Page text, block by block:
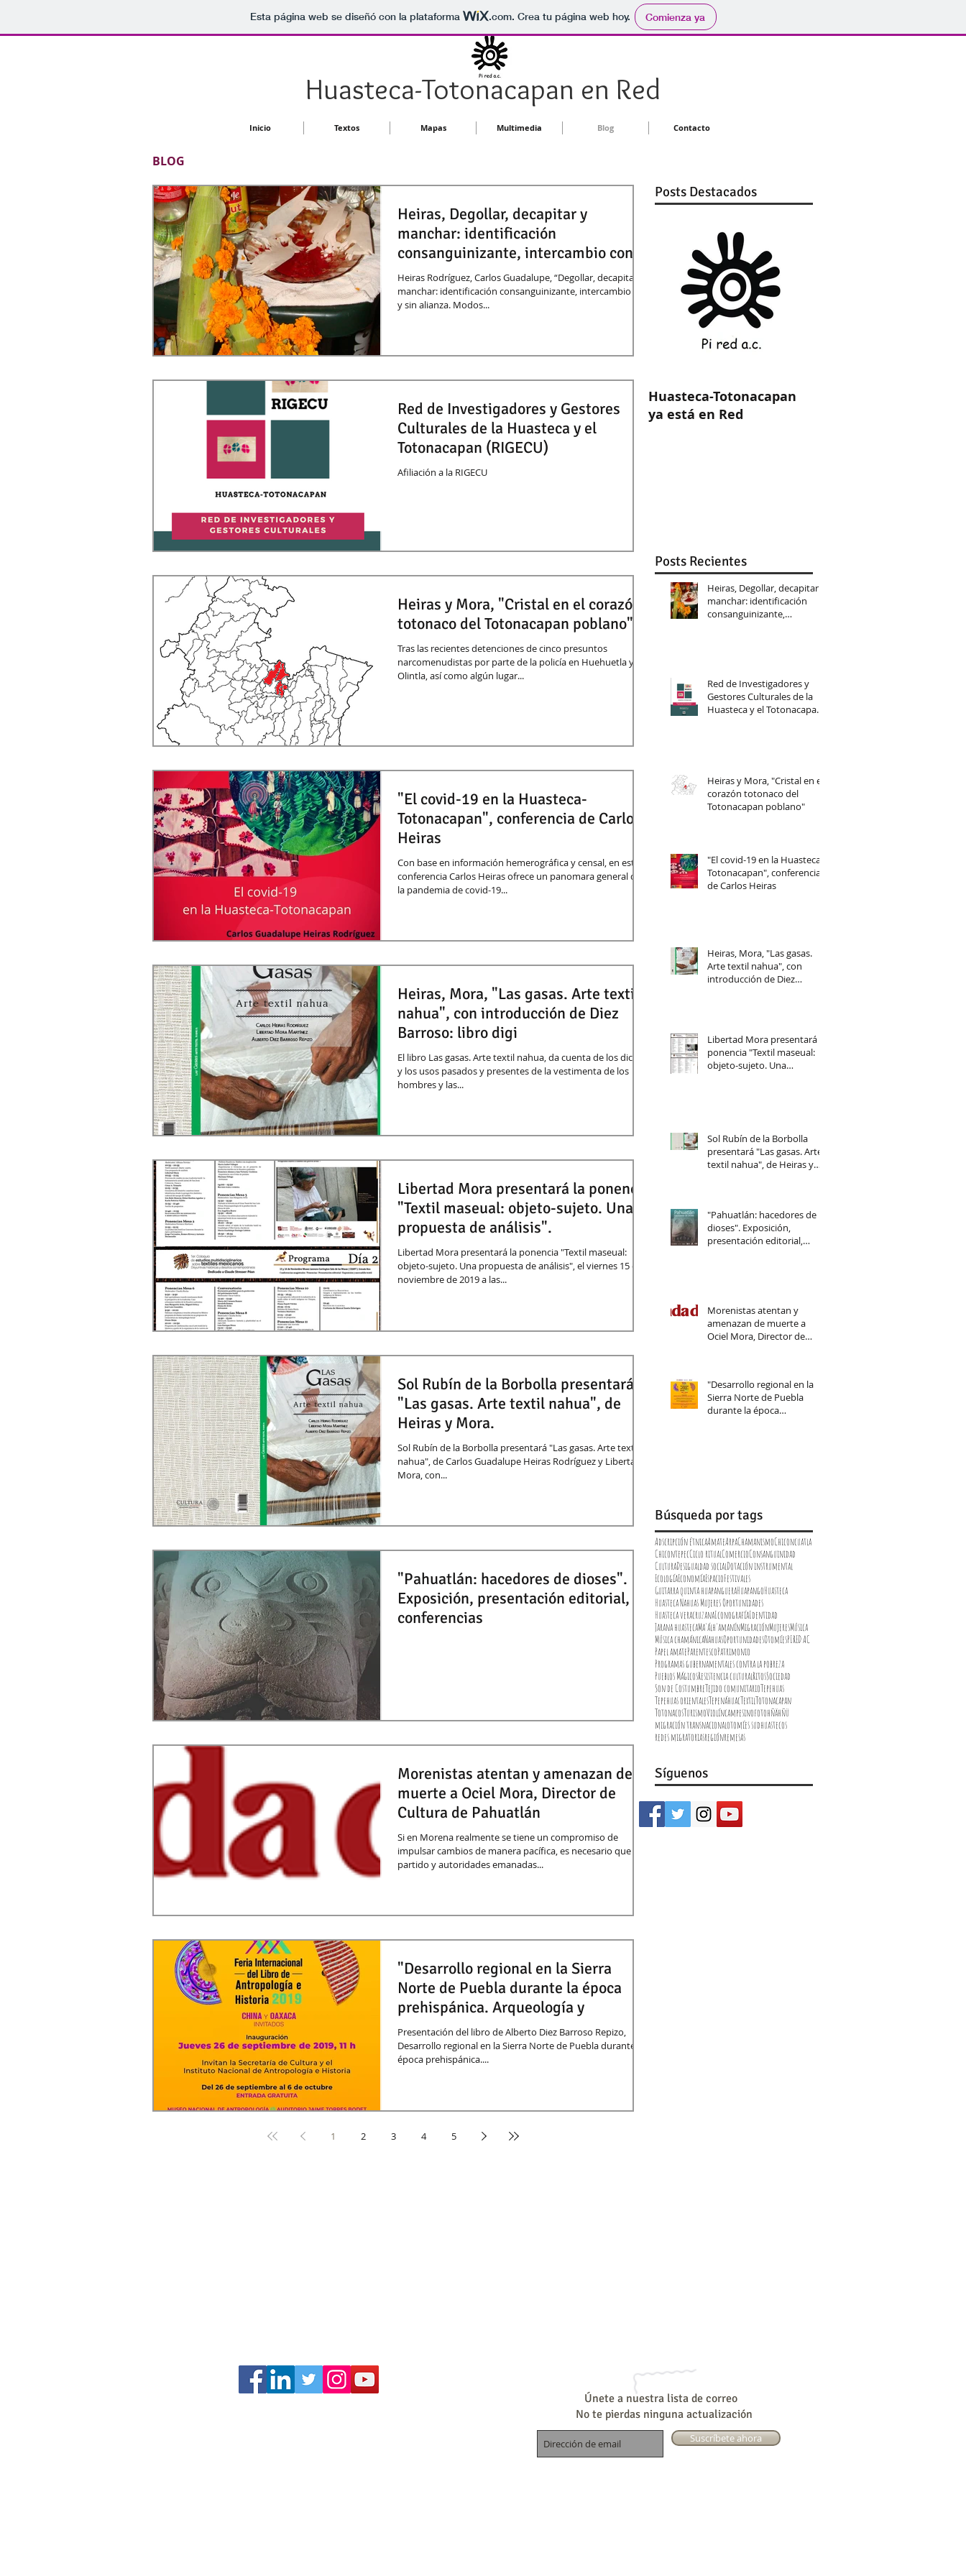
Esta página web se diseñó con la plataforma .com. Crea tu página web hoy. Comienza ya
Huasteca-Totonacapan en Red
Inicio Textos Mapas Multimedia Blog Contacto
BLOG
Heiras, Degollar, decapitar y
manchar: identificación
consanguinizante, intercambio con y
sin alianz
Heiras Rodríguez, Carlos Guadalupe, “Degollar, decapitar y
manchar: identificación consanguinizante, intercambio con
y sin alianza. Modos...
Red de Investigadores y Gestores
Culturales de la Huasteca y el
Totonacapan (RIGECU)
Afiliación a la RIGECU
Heiras y Mora, "Cristal en el corazón
totonaco del Totonacapan poblano"
Tras las recientes detenciones de cinco presuntos
narcomenudistas por parte de la policía en Huehuetla y
Olintla, así como algún lugar...
"El covid-19 en la Huasteca-
Totonacapan", conferencia de Carlos
Heiras
Con base en información hemerográfica y censal, en esta
conferencia Carlos Heiras ofrece un panomara general de
la pandemia de covid-19...
Heiras, Mora, "Las gasas. Arte textil
nahua", con introducción de Diez
Barroso: libro digi
El libro Las gasas. Arte textil nahua, da cuenta de los dichos
y los usos pasados y presentes de la vestimenta de los
hombres y las...
Libertad Mora presentará la ponencia
"Textil maseual: objeto-sujeto. Una
propuesta de análisis".
Libertad Mora presentará la ponencia "Textil maseual:
objeto-sujeto. Una propuesta de análisis", el viernes 15 de
noviembre de 2019 a las...
Sol Rubín de la Borbolla presentará
"Las gasas. Arte textil nahua", de
Heiras y Mora.
Sol Rubín de la Borbolla presentará "Las gasas. Arte textil
nahua", de Carlos Guadalupe Heiras Rodríguez y Libertad
Mora, con...
"Pahuatlán: hacedores de dioses".
Exposición, presentación editorial,
conferencias
Morenistas atentan y amenazan de
muerte a Ociel Mora, Director de
Cultura de Pahuatlán
Si en Morena realmente se tiene un compromiso de
impulsar cambios de manera pacífica, es necesario que el
partido y autoridades emanadas...
"Desarrollo regional en la Sierra
Norte de Puebla durante la época
prehispánica. Arqueología y
Presentación del libro de Alberto Diez Barroso Repizo,
Desarrollo regional en la Sierra Norte de Puebla durante la
época prehispánica....
1 2 3 4 5
Posts Destacados
Huasteca-Totonacapan
ya está en Red
Posts Recientes
Heiras, Degollar, decapitar y
manchar: identificación
consanguinizante,
Red de Investigadores y
Gestores Culturales de la
Huasteca y el Totonacapan
Heiras y Mora, "Cristal en el
corazón totonaco del
Totonacapan poblano"
"El covid-19 en la Huasteca-
Totonacapan", conferencia
de Carlos Heiras
Heiras, Mora, "Las gasas.
Arte textil nahua", con
introducción de Diez
Libertad Mora presentará la
ponencia "Textil maseual:
objeto-sujeto. Una
Sol Rubín de la Borbolla
presentará "Las gasas. Arte
textil nahua", de Heiras y
"Pahuatlán: hacedores de
dioses". Exposición,
presentación editorial,
Morenistas atentan y
amenazan de muerte a
Ociel Mora, Director de
"Desarrollo regional en la
Sierra Norte de Puebla
durante la época
Búsqueda por tags
Adscripción étnicaAmateArpaChamanismoChiconcuatla
ChicontepecCiclo ritualComercioConsanguinidad
CulturaDesigualdad socialDotación instrumental
EcologíaEconomíaEspacioFestivales
Guitarra quinta huapangueraHuapangoHuasteca
Huasteca Nahuas Mujeres Oportunidades
Huasteca veracruzanaIconografíaIdentidad
Jarana huastecaMa'álh'amanínMigraciónMujeresMúsica
Música chamánicaNahuasOportunidadesOtomíesPIRED AC
Papel amateParentescoPatrimonio
Programas gubernamentales contra la pobreza
Pueblos MágicosResistencia culturalRitosSociedad
Son de CostumbreTejido comunitarioTepehuas
Tepehuas orientalesTepenáhuacTextilTotonacapan
TotonacosTurismoViolíncampesinofotohñähñü
migración transnacionalotomíes sudhuastecos
redes migratoriasregiónremesas
Síguenos
Únete a nuestra lista de correo
No te pierdas ninguna actualización
Suscríbete ahora